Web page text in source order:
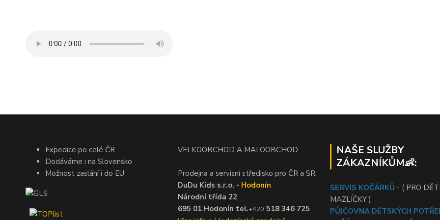
Expedice po celé ČR
Dodáváme i na Slovensko
Možnost zaslání i do EU
VELKOOBCHOD A MALOOBCHOD
Prodejna a servisní středisko pro ČR a SR:
DuDu Kids s.r.o. - Hodonín
Národní třída 22
695 01 Hodonín tel.+420 518 346 725
NAŠE SLUŽBY
ZÁKAZNÍKŮM👶:
SERVIS KOČÁRKŮ - ( PRO
MAZLÍČKY )
PŮJČOVNA DĚTSKÝCH